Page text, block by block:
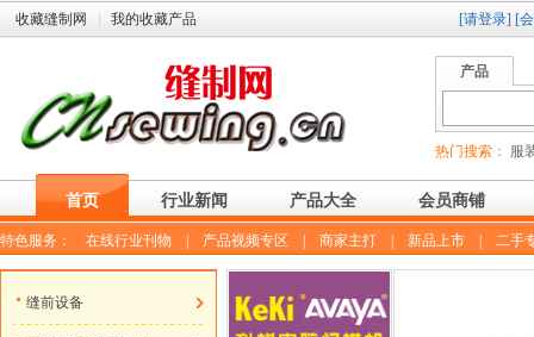
收藏缝制网 我的收藏产品 [请登录] [
产品
热门搜索： 服
首页 行业新闻 产品大全 会员商铺
特色服务： 在线行业刊物 产品视频专区 商家主打 新品上市 二手
缝前设备